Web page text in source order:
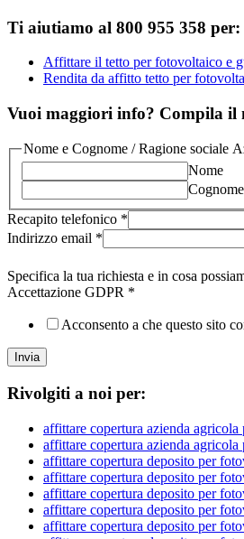
Ti aiutiamo al 800 955 358 per:
Affittare il tetto per fotovoltaico e
Rendita da affitto tetto per
Vuoi maggiori info? Compila il
Nome e Cognome / Ragione sociale
Nome
Cognome
Recapito telefonico *
Indirizzo email *
Specifica la tua richiesta e in cosa
Accettazione GDPR *
Acconsento a che questo sito
Invia
Rivolgiti a noi per:
affittare copertura azienda
affittare copertura azienda
affittare copertura deposito per
affittare copertura deposito per
affittare copertura deposito per
affittare copertura deposito per
affittare copertura deposito per